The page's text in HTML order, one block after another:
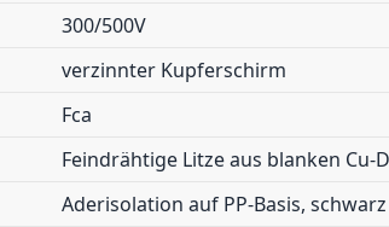
300/500V
verzinnter Kupferschirm
Fca
Feindrähtige Litze aus blanken Cu-
Aderisolation auf PP-Basis,